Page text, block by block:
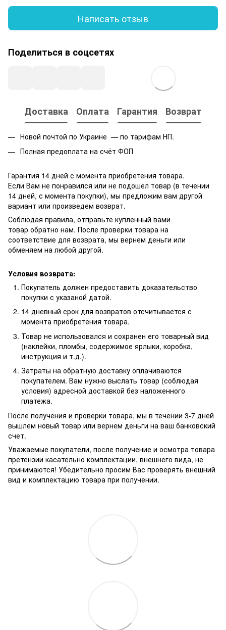
Написать отзыв
Поделиться в соцсетях
Доставка Оплата Гарантия Возврат
Новой почтой по Украине — по тарифам НП.
Полная предоплата на счёт ФОП
Гарантия 14 дней с момента приобретения товара.
Если Вам не понравился или не подошел товар (в течении
14 дней, с момента покупки), мы предложим вам другой
вариант или произведем возврат.
Соблюдая правила, отправьте купленный вами
товар обратно нам. После проверки товара на
соответствие для возврата, мы вернем деньги или
обменяем на любой другой.
Условия возврата:
Покупатель должен предоставить доказательство
покупки с указаной датой.
14 дневный срок для возвратов отсчитывается с
момента приобретения товара.
Товар не использовался и сохранен его товарный вид
(наклейки, пломбы, содержимое ярлыки, коробка,
инструкция и т.д.).
Затраты на обратную доставку оплачиваются
покупателем. Вам нужно выслать товар (соблюдая
условия) адресной доставкой без наложенного
платежа.
После получения и проверки товара, мы в течении 3-7 дней
вышлем новый товар или вернем деньги на ваш банковский
счет.
Уважаемые покупатели, после получение и осмотра товара
претензии касательно комплектации, внешнего вида, не
принимаются! Убедительно просим Вас проверять внешний
вид и комплектацию товара при получении.